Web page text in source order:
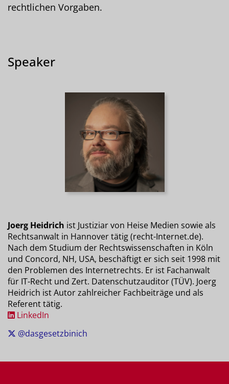
rechtlichen Vorgaben.
Speaker
Joerg Heidrich ist Justiziar von Heise Medien sowie als
Rechtsanwalt in Hannover tätig (recht-Internet.de).
Nach dem Studium der Rechtswissenschaften in Köln
und Concord, NH, USA, beschäftigt er sich seit 1998 mit
den Problemen des Internetrechts. Er ist Fachanwalt
für IT-Recht und Zert. Datenschutzauditor (TÜV). Joerg
Heidrich ist Autor zahlreicher Fachbeiträge und als
Referent tätig.
LinkedIn
@dasgesetzbinich